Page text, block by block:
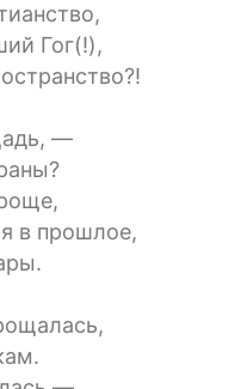
Гог(!),
—
в прошлое,